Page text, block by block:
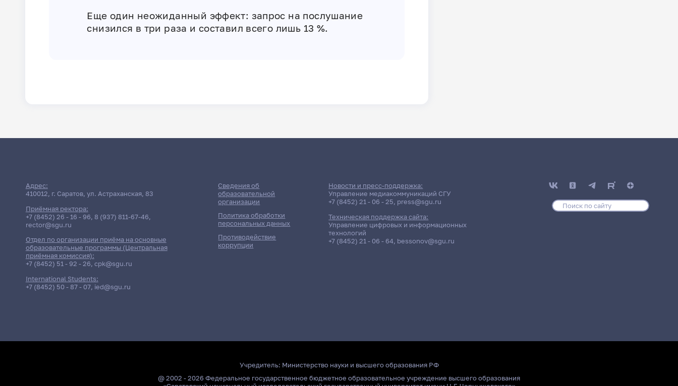
‎Еще один неожиданный эффект: запрос на послушание
снизился в три раза и составил всего лишь 13 %.
Адрес:
410012, г. Саратов, ул. Астраханская, 83
Приёмная ректора:
+7 (8452) 26 - 16 - 96, 8 (937) 811-67-46,
rector@sgu.ru
Отдел по организации приёма на основные
образовательные программы (Центральная
приёмная комиссия):
+7 (8452) 51 - 92 - 26, cpk@sgu.ru
International Students:
+7 (8452) 50 - 87 - 07, ied@sgu.ru
Сведения об
образовательной
организации
Политика обработки
персональных данных
Противодействие
коррупции
Новости и пресс-поддержка:
Управление медиакоммуникаций СГУ
+7 (8452) 21 - 06 - 25, press@sgu.ru
Техническая поддержка сайта:
Управление цифровых и информационных
технологий
+7 (8452) 21 - 06 - 64, bessonov@sgu.ru
Учредитель: Министерство науки и высшего образования РФ
@ 2002 - 2026 Федеральное государственное бюджетное образовательное учреждение высшего образования